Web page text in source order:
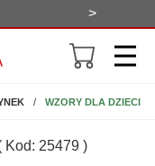
>
WZORY DLA DZIECI
Kod: 25479 )